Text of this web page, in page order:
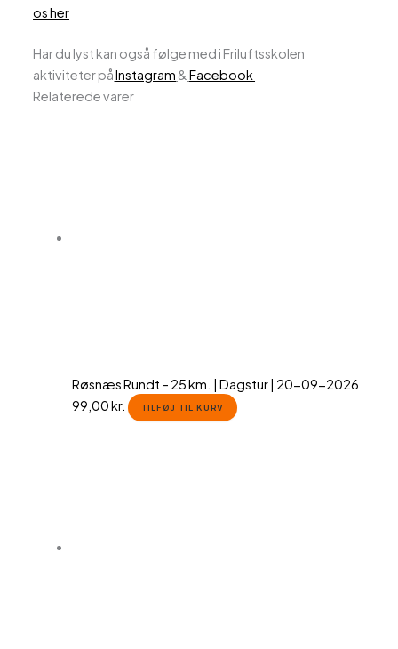
os her
Har du lyst kan også følge med i Friluftsskolen
aktiviteter påInstagram &Facebook
Relaterede varer
Røsnæs Rundt – 25 km. | Dagstur | 20-09-2026
99,00kr. TILFØJ TIL KURV